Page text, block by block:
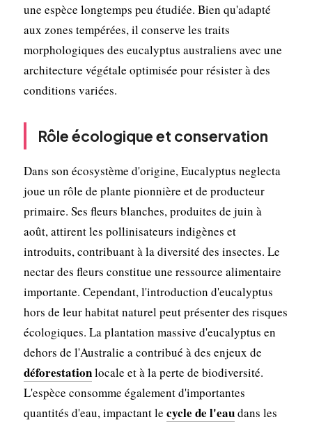
une espèce longtemps peu étudiée. Bien qu'adapté
aux zones tempérées, il conserve les traits
morphologiques des eucalyptus australiens avec une
architecture végétale optimisée pour résister à des
conditions variées.
Rôle écologique et conservation
Dans son écosystème d'origine, Eucalyptus neglecta
joue un rôle de plante pionnière et de producteur
primaire. Ses fleurs blanches, produites de juin à
août, attirent les pollinisateurs indigènes et
introduits, contribuant à la diversité des insectes. Le
nectar des fleurs constitue une ressource alimentaire
importante. Cependant, l'introduction d'eucalyptus
hors de leur habitat naturel peut présenter des risques
écologiques. La plantation massive d'eucalyptus en
dehors de l'Australie a contribué à des enjeux de
déforestationlocale et à la perte de biodiversité.
L'espèce consomme également d'importantes
quantités d'eau, impactant le cycle de l'eaudans les